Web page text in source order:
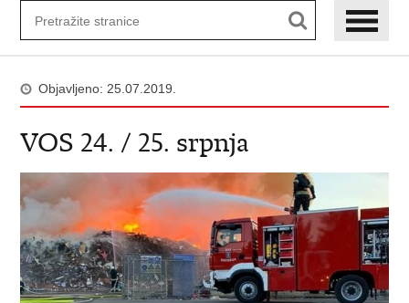
Objavljeno: 25.07.2019.
VOS 24. / 25. srpnja